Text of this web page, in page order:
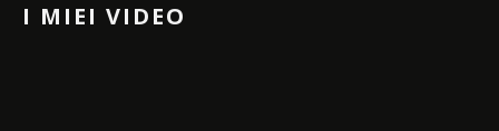
I MIEI VIDEO